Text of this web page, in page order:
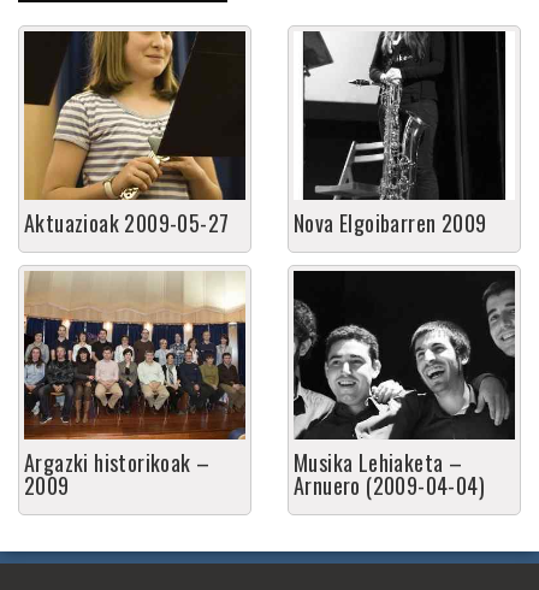
Aktuazioak 2009-05-27 Nova Elgoibarren 2009
Argazki historikoak –
2009
Musika Lehiaketa –
Arnuero (2009-04-04)